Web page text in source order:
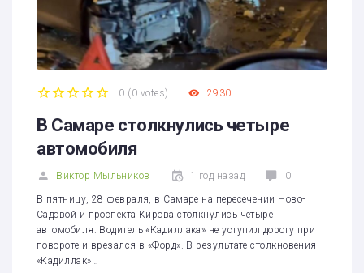
0 (0 votes) 2930
В Самаре столкнулись четыре
автомобиля
Виктор Мыльников 1 год назад 0
В пятницу, 28 февраля, в Самаре на пересечении Ново-
Садовой и проспекта Кирова столкнулись четыре
автомобиля. Водитель «Кадиллака» не уступил дорогу при
повороте и врезался в «Форд». В результате столкновения
«Кадиллак»…